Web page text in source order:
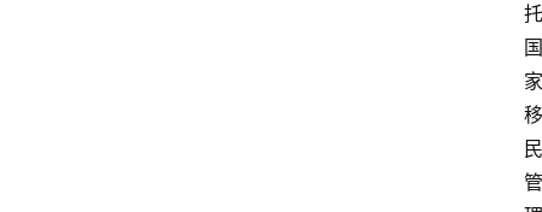
托
国
家
移
民
管